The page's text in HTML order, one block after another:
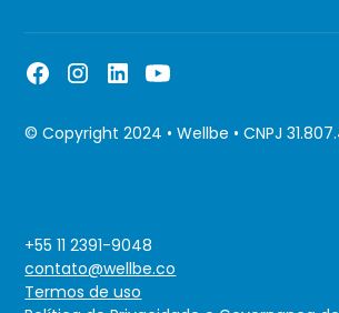
© Copyright 2024 • Wellbe • CNPJ
Termos de uso
+55 11 2391-9048
contato@wellbe.co